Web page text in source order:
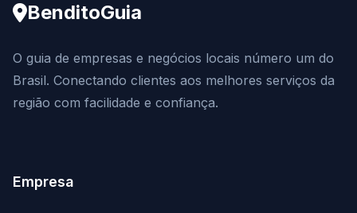
BenditoGuia
O guia de empresas e negócios locais número um do
Brasil. Conectando clientes aos melhores serviços da
região com facilidade e confiança.
Empresa